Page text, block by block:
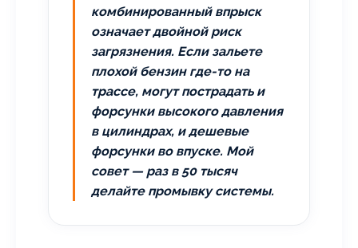
комбинированный впрыск
означает двойной риск
загрязнения. Если зальете
плохой бензин где-то на
трассе, могут пострадать и
форсунки высокого давления
в цилиндрах, и дешевые
форсунки во впуске. Мой
совет — раз в 50 тысяч
делайте промывку системы.